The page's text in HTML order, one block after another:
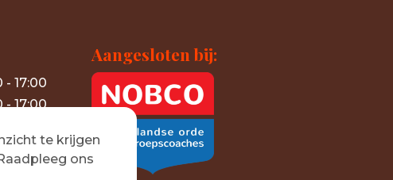
- 17:00
- 17:00
- 17:00
- 17:00
Aangesloten bij:
te krijgen
ons